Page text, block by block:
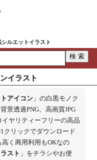
ルエットイラスト
イラスト
アイコン」の白黒モノク
景透過PNG、高画質JPG
ヤリティーフリーの高品
クリックでダウンロード
く商用利用もOKなの
スト 」をチラシやお便